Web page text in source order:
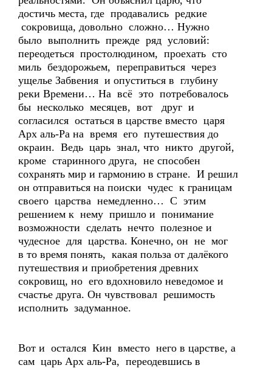
достичь места, где продавались редкие
сокровища, довольно сложно… Нужно
было выполнить прежде ряд условий:
переодеться простолюдином, проехать сто
миль бездорожьем, переправиться через
ущелье Забвения и опуститься в глубину
реки Времени… На всё это потребовалось
бы несколько месяцев, вот друг и
согласился остаться в царстве вместо царя
Арх аль-Ра на время его путешествия до
окраин. Ведь царь знал, что никто другой,
кроме старинного друга, не способен
сохранять мир и гармонию в стране. И решил
он отправиться на поиски чудес к границам
своего царства немедленно… С этим
решением к нему пришло и понимание
возможности сделать нечто полезное и
чудесное для царства. Конечно, он не мог
в то время понять, какая польза от далёкого
путешествия и приобретения древних
сокровищ, но его вдохновило неведомое и
счастье друга. Он чувствовал решимость
исполнить задуманное.
Вот и остался Кин вместо него в царстве, а
сам царь Арх аль-Ра, переодевшись в